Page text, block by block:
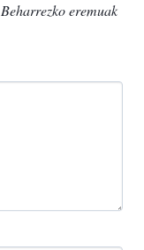
Beharrezko eremuak